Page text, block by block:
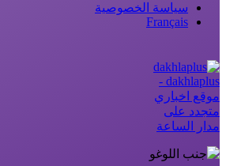
سياسة الخصوصية
Français
dakhlaplus -
موقع اخباري
متجدد على
مدار الساعة